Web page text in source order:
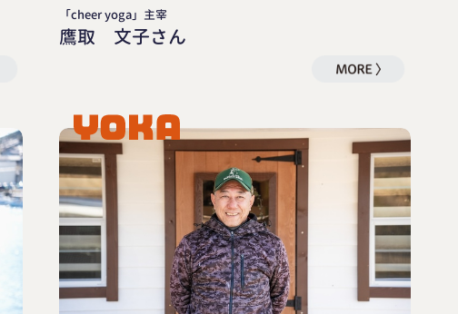
「cheer yoga」主宰
鷹取 文子さん